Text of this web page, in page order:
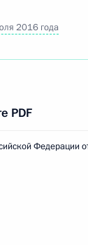
2016 года
PDF
Федерации